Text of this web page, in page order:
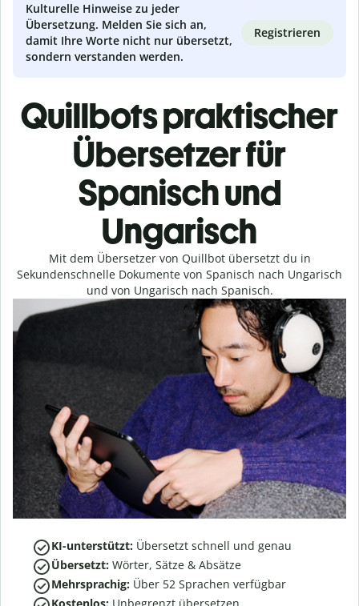
Kulturelle Hinweise zu jeder
Übersetzung. Melden Sie sich an,
damit Ihre Worte nicht nur übersetzt,
sondern verstanden werden.
Registrieren
Quillbots praktischer
Übersetzer für
Spanisch und
Ungarisch
Mit dem Übersetzer von Quillbot übersetzt du in
Sekundenschnelle Dokumente von Spanisch nach Ungarisch
und von Ungarisch nach Spanisch.
KI-unterstützt: Übersetzt schnell und genau
Übersetzt: Wörter, Sätze & Absätze
Mehrsprachig: Über 52 Sprachen verfügbar
Kostenlos: Unbegrenzt übersetzen